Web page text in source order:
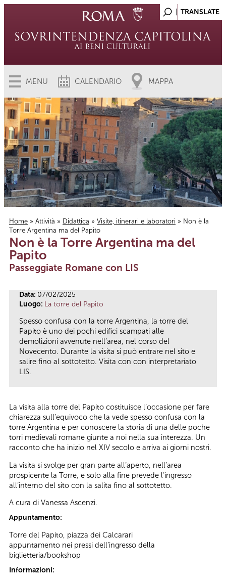
MENU CALENDARIO MAPPA
Tu sei qui
Home » Attività » Didattica » Visite, itinerari e laboratori » Non è la
Torre Argentina ma del Papito
Non è la Torre Argentina ma del
Papito
Passeggiate Romane con LIS
Data: 07/02/2025
Luogo: La torre del Papito
Spesso confusa con la torre Argentina, la torre del
Papito è uno dei pochi edifici scampati alle
demolizioni avvenute nell’area, nel corso del
Novecento. Durante la visita si può entrare nel sito e
salire fino al sottotetto. Visita con con interpretariato
LIS.
La visita alla torre del Papito costituisce l’occasione per fare
chiarezza sull’equivoco che la vede spesso confusa con la
torre Argentina e per conoscere la storia di una delle poche
torri medievali romane giunte a noi nella sua interezza. Un
racconto che ha inizio nel XIV secolo e arriva ai giorni nostri.
La visita si svolge per gran parte all’aperto, nell’area
prospicente la Torre, e solo alla fine prevede l’ingresso
all’interno del sito con la salita fino al sottotetto.
A cura di Vanessa Ascenzi.
Appuntamento:
Torre del Papito, piazza dei Calcarari
appuntamento nei pressi dell’ingresso della
biglietteria/bookshop
Informazioni: